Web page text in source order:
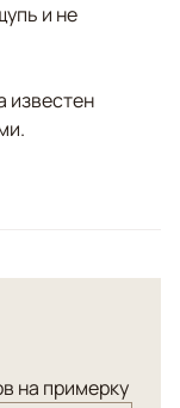
и не
известен
на примерку